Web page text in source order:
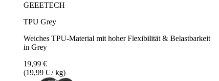
GEEETECH
TPU Grey
Weiches TPU-Material mit hoher Flexibilität & Belastbarkeit
in Grey
19,99 €
(19,99 € / kg)